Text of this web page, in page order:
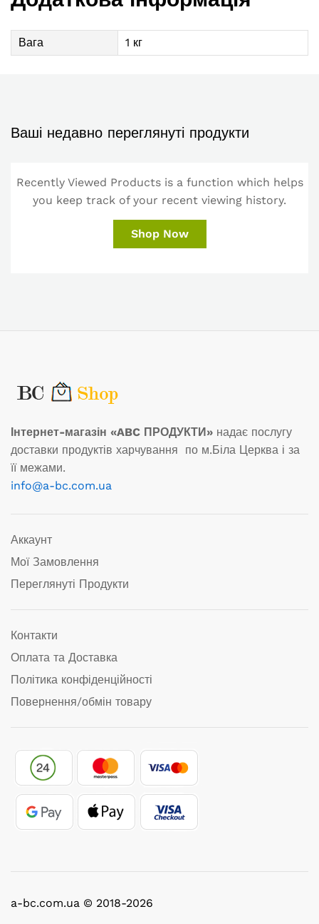
Вага 1 кг
Ваші недавно переглянуті продукти
Recently Viewed Products is a function which helps
you keep track of your recent viewing history.
Shop Now
Інтернет-магазін «ABC ПРОДУКТИ» надає послугу
доставки продуктів харчування по м.Біла Церква і за
її межами.
info@a-bc.com.ua
Аккаунт
Мої Замовлення
Переглянуті Продукти
Контакти
Оплата та Доставка
Політика конфіденційності
Повернення/обмін товару
a-bc.com.ua © 2018-2026